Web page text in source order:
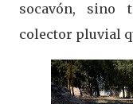
socavón, sino
colector pluvial